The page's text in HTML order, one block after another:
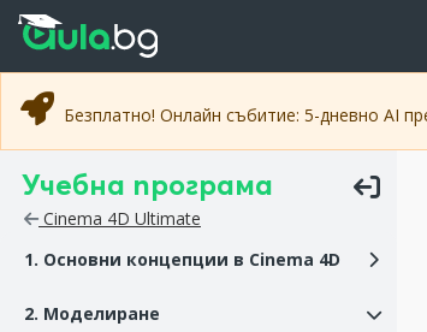
Прескочи към основното съдържание
Прескочи към навигацията
Безплатно! Онлайн събитие: 5-дневно AI
Учебна програма
Cinema 4D Ultimate
1. Основни концепции в Cinema 4D
2. Моделиране